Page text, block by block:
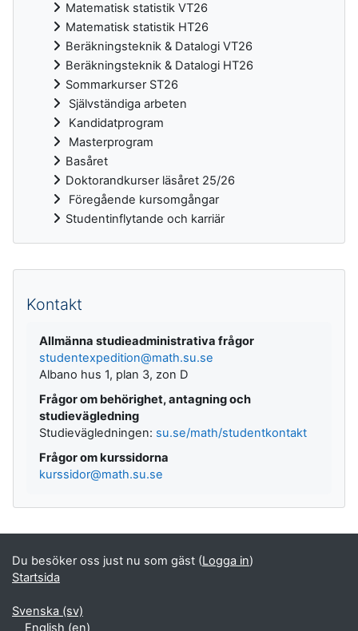
Matematisk statistik VT26
Matematisk statistik HT26
Beräkningsteknik & Datalogi VT26
Beräkningsteknik & Datalogi HT26
Sommarkurser ST26
Självständiga arbeten
Kandidatprogram
Masterprogram
Basåret
Doktorandkurser läsåret 25/26
Föregående kursomgångar
Studentinflytande och karriär
Kontakt
Allmänna studieadministrativa frågor
studentexpedition@math.su.se
Albano hus 1, plan 3, zon D
Frågor om behörighet, antagning och
studievägledning
Studievägledningen: su.se/math/studentkontakt
Frågor om kurssidorna
kurssidor@math.su.se
Du besöker oss just nu som gäst (Logga in)
Startsida
Svenska ‎(sv)‎
English ‎(en)‎